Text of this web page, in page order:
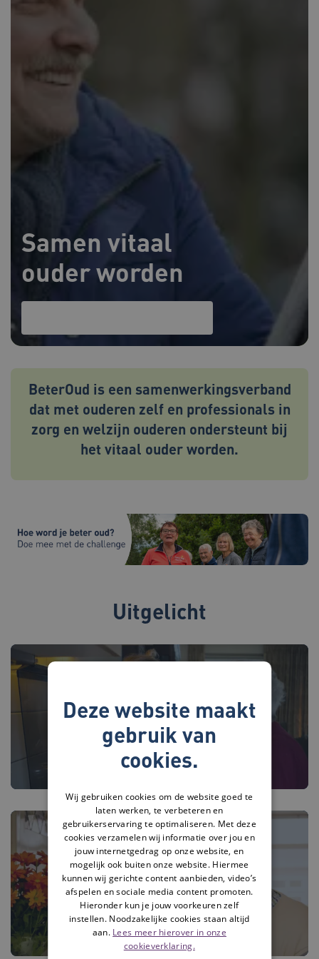
Samen vitaal
ouder worden
BeterOud is een samenwerkingsverband
dat met ouderen zelf en professionals in
zorg en welzijn ouderen ondersteunt bij
het vitaal ouder worden.
Uitgelicht
Zelfstandig wonen
Hulp bij digitale zaken
Deze website maakt
gebruik van
cookies.
Wij gebruiken cookies om de website goed te
laten werken, te verbeteren en
gebruikerservaring te optimaliseren. Met deze
cookies verzamelen wij informatie over jou en
jouw internetgedrag op onze website, en
mogelijk ook buiten onze website. Hiermee
kunnen wij gerichte content aanbieden, video’s
afspelen en sociale media content promoten.
Hieronder kun je jouw voorkeuren zelf
instellen. Noodzakelijke cookies staan altijd
aan. Lees meer hierover in onze
cookieverklaring.